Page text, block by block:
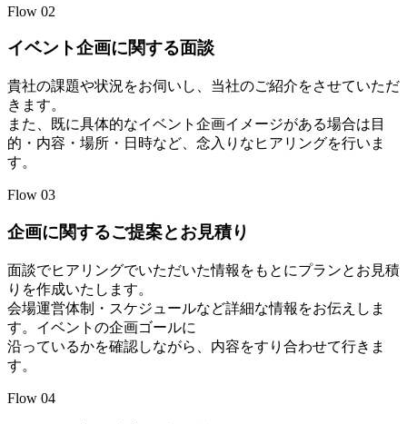
Flow 02
イベント企画に関する面談
貴社の課題や状況をお伺いし、当社のご紹介をさせていただ
きます。
また、既に具体的なイベント企画イメージがある場合は目
的・内容・場所・日時など、念入りなヒアリングを行いま
す。
Flow 03
企画に関するご提案とお見積り
面談でヒアリングでいただいた情報をもとにプランとお見積
りを作成いたします。
会場運営体制・スケジュールなど詳細な情報をお伝えしま
す。イベントの企画ゴールに
沿っているかを確認しながら、内容をすり合わせて行きま
す。
Flow 04